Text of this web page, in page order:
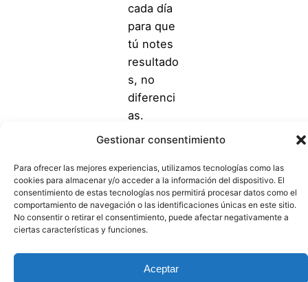
Gestionar consentimiento
Para ofrecer las mejores experiencias, utilizamos tecnologías como las
cookies para almacenar y/o acceder a la información del dispositivo. El
consentimiento de estas tecnologías nos permitirá procesar datos como el
comportamiento de navegación o las identificaciones únicas en este sitio.
No consentir o retirar el consentimiento, puede afectar negativamente a
ciertas características y funciones.
Aceptar
cada día
para que
tú notes
resultado
s, no
diferenci
as.
mismo:
tenemos
casi 200
reseñas
estrellas